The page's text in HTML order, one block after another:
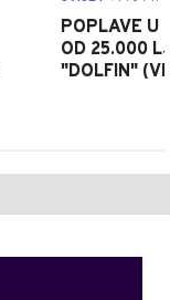
POPLAVE U
OD 25.000
"DOLFIN"